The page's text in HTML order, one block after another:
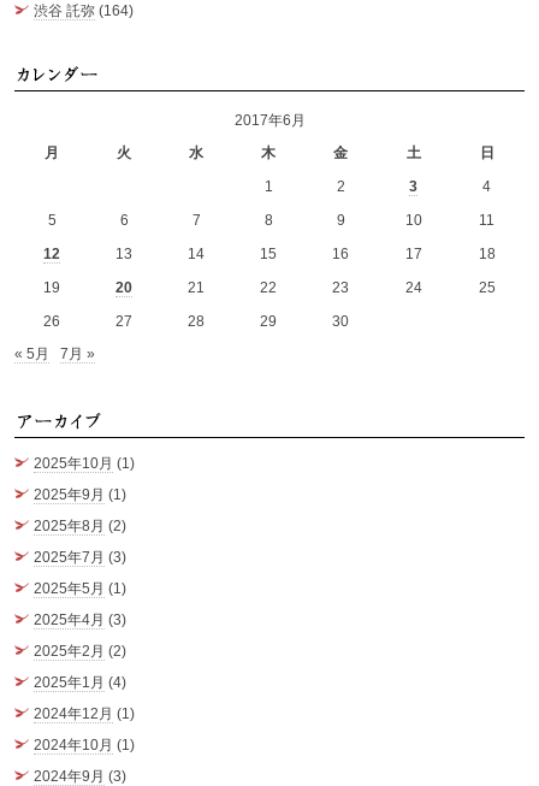
渋谷 託弥 (164)
2017年6月
月
火 水 木 金 土
日
1
2 3
4
5
6 7 8 9 10
11
12
13 14 15 16 17
18
19
20 21 22 23 24
25
26
27 28 29
30
« 5月
7月 »
2025年10月 (1)
2025年9月 (1)
2025年8月 (2)
2025年7月 (3)
2025年5月 (1)
2025年4月 (3)
2025年2月 (2)
2025年1月 (4)
2024年12月 (1)
2024年10月 (1)
2024年9月 (3)